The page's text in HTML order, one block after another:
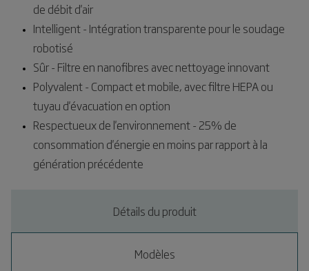
de débit d'air
Intelligent - Intégration transparente pour le soudage
robotisé
Sûr - Filtre en nanofibres avec nettoyage innovant
Polyvalent - Compact et mobile, avec filtre HEPA ou
tuyau d'évacuation en option
Respectueux de l'environnement - 25% de
consommation d'énergie en moins par rapport à la
génération précédente
Détails du produit
Modèles